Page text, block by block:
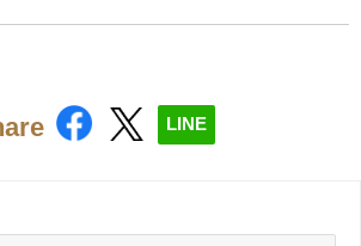
LINE